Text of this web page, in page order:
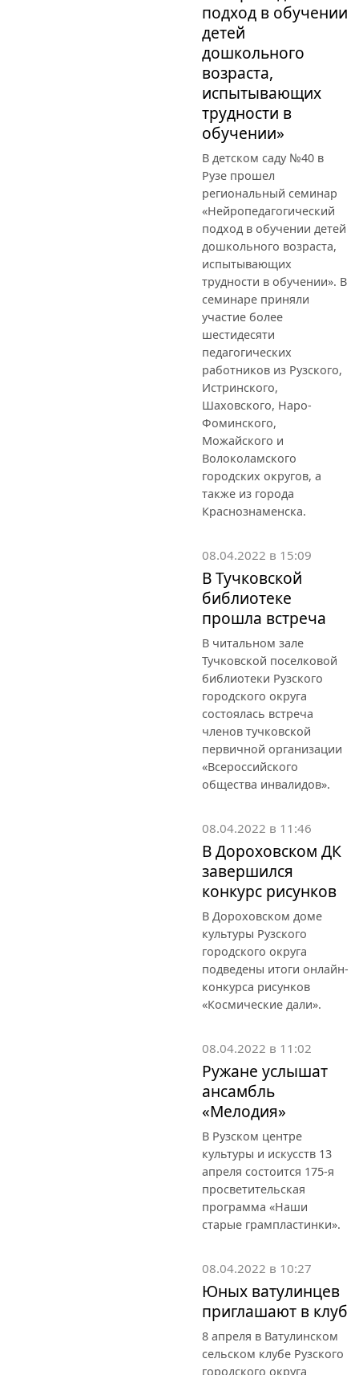
подход в обучении
детей
дошкольного
возраста,
испытывающих
трудности в
обучении»
В детском саду №40 в
Рузе прошел
региональный семинар
«Нейропедагогический
подход в обучении детей
дошкольного возраста,
испытывающих
трудности в обучении». В
семинаре приняли
участие более
шестидесяти
педагогических
работников из Рузского,
Истринского,
Шаховского, Наро-
Фоминского,
Можайского и
Волоколамского
городских округов, а
также из города
Краснознаменска.
08.04.2022 в 15:09
В Тучковской
библиотеке
прошла встреча
В читальном зале
Тучковской поселковой
библиотеки Рузского
городского округа
состоялась встреча
членов тучковской
первичной организации
«Всероссийского
общества инвалидов».
08.04.2022 в 11:46
В Дороховском ДК
завершился
конкурс рисунков
В Дороховском доме
культуры Рузского
городского округа
подведены итоги онлайн-
конкурса рисунков
«Космические дали».
08.04.2022 в 11:02
Ружане услышат
ансамбль
«Мелодия»
В Рузском центре
культуры и искусств 13
апреля состоится 175-я
просветительская
программа «Наши
старые грампластинки».
08.04.2022 в 10:27
Юных ватулинцев
приглашают в клуб
8 апреля в Ватулинском
сельском клубе Рузского
городского округа